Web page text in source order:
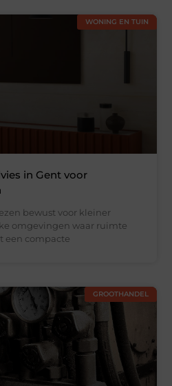
WONING EN TUIN
in Gent voor
bewust voor kleiner
omgevingen waar ruimte
een compacte
GROOTHANDEL